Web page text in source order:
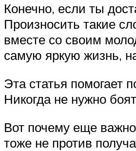
Конечно, если ты
Произносить такие
вместе со своим
самую яркую жизнь,
Эта статья помогает
Никогда не нужно
Вот почему еще
тоже не против